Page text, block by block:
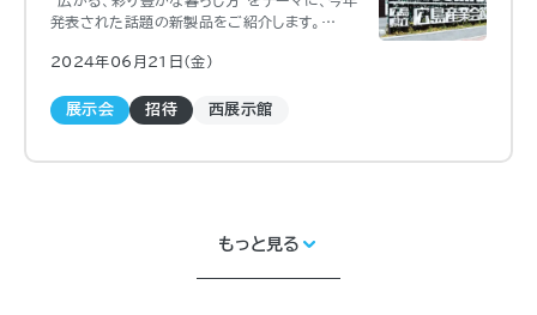
発表された話題の新製品をご紹介します。
る、”窓まわり・間仕切製品から暮らしを豊かに広
2024年06月21日（金)
展示会 招待 西展示館
もっと見る